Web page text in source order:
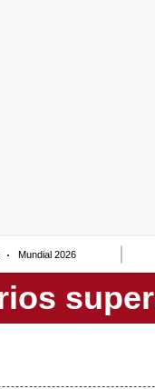
Mundial 2026